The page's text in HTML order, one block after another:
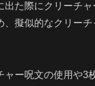
出た際にクリーチ
、擬似的なクリー
ャー呪文の使用や3